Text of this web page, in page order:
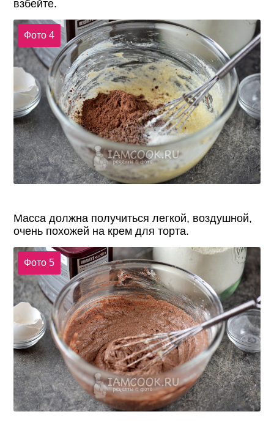
взбейте.
Фото 4
Масса должна получиться легкой, воздушной,
очень похожей на крем для торта.
Фото 5